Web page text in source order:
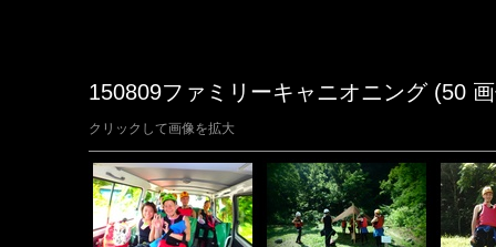
150809ファミリーキャニオニング (50
クリックして画像を拡大